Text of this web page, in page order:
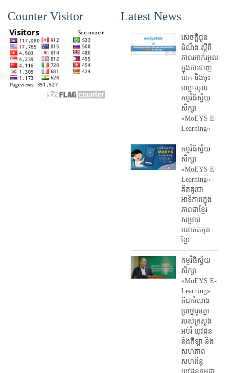
Counter Visitor Latest News
សេចក្តីជូន
ដំណឹង ស្តី​ពី
ភាព​រអាក់រអួល​
ក្នុងការ​ទាញ​
យក និង​ចុះ​
ឈ្មោះ​ចូល​
កម្មវិធី​ស្វ័យ
សិក្សា
«MoEYS E-
Learning»
កម្មវិធីស្វ័យ
សិក្សា
«MoEYS E-
Learning»
គិតគូរជា
អាទិភាពក្នុង
ភាពជាខ្មែរ
សម្រាប់
អនាគតកូន
ខ្មែរ
កម្មវិធីស្វ័យ
សិក្សា
«MoEYS E-
Learning»
គឺជាបំណង
ប្រាថ្នារួមគ្នា
របស់ក្រសួង
អប់រំ​ យុវជន
និងកីឡា និង
សហភាព
សហព័ន្ធ